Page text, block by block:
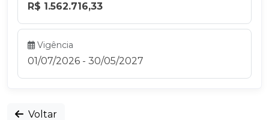
R$ 1.562.716,33
Vigência
01/07/2026 - 30/05/2027
Voltar